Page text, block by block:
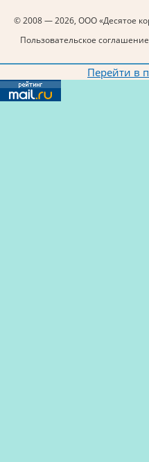
© 2008 — 2026, ООО «Десятое
Пользовательское
Перейти в